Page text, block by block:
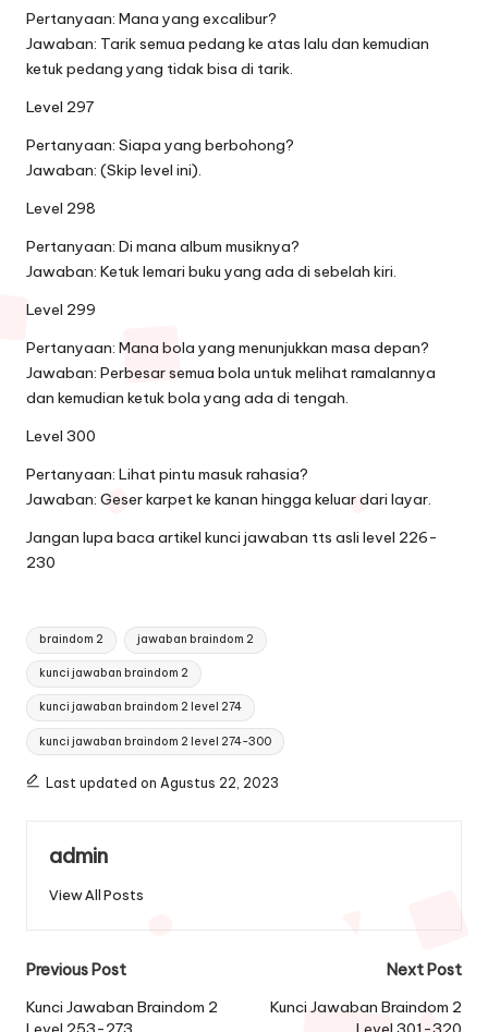
Pertanyaan: Mana yang excalibur?
Jawaban: Tarik semua pedang ke atas lalu dan kemudian
ketuk pedang yang tidak bisa di tarik.
Level 297
Pertanyaan: Siapa yang berbohong?
Jawaban: (Skip level ini).
Level 298
Pertanyaan: Di mana album musiknya?
Jawaban: Ketuk lemari buku yang ada di sebelah kiri.
Level 299
Pertanyaan: Mana bola yang menunjukkan masa depan?
Jawaban: Perbesar semua bola untuk melihat ramalannya
dan kemudian ketuk bola yang ada di tengah.
Level 300
Pertanyaan: Lihat pintu masuk rahasia?
Jawaban: Geser karpet ke kanan hingga keluar dari layar.
Jangan lupa baca artikel kunci jawaban tts asli level 226-
230
Tags:
braindom 2 jawaban braindom 2
kunci jawaban braindom 2
kunci jawaban braindom 2 level 274
kunci jawaban braindom 2 level 274-300
Last updated on Agustus 22, 2023
admin
View All Posts
Post
navigation
Previous Post
Kunci Jawaban Braindom 2
Next Post
Kunci Jawaban Braindom 2